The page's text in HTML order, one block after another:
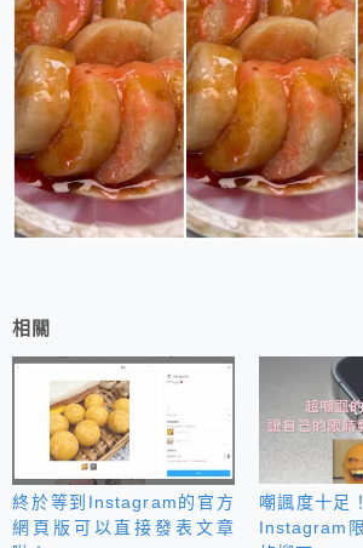
相關
終於等到Instagram的官方
網頁版可以直接發表文章
嘲諷度十足
Instagram